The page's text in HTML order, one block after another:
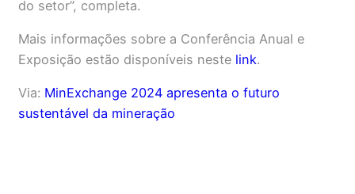
do setor”, completa.
Mais informações sobre a Conferência Anual e
Exposição estão disponíveis neste link.
Via: MinExchange 2024 apresenta o futuro
sustentável da mineração